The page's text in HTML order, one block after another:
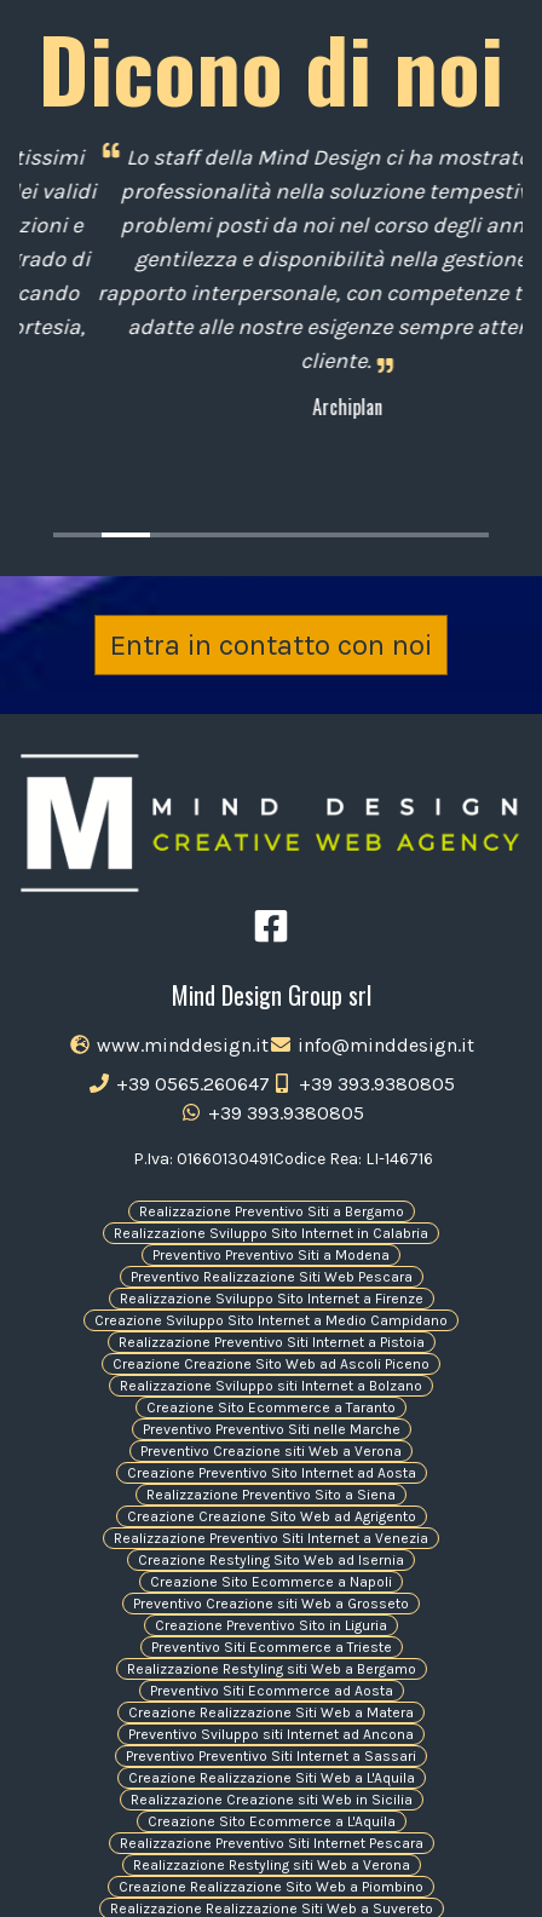
Dicono di noi
Lo staff della Mind Design ci ha mostrato la sua
professionalità nella soluzione tempestiva dei
problemi posti da noi nel corso degli anni, con
gentilezza e disponibilità nella gestione del
rapporto interpersonale, con competenze tecniche
adatte alle nostre esigenze sempre attenti al
Entra in contatto con noi
Mind Design Group srl
www.minddesign.it
info@minddesign.it
+39 0565.260647
+39 393.9380805
+39 393.9380805
P.Iva: 01660130491Codice Rea: LI-146716
Realizzazione Preventivo Siti a Bergamo
Realizzazione Sviluppo Sito Internet in Calabria
Preventivo Preventivo Siti a Modena
Preventivo Realizzazione Siti Web Pescara
Realizzazione Sviluppo Sito Internet a Firenze
Creazione Sviluppo Sito Internet a Medio Campidano
Realizzazione Preventivo Siti Internet a Pistoia
Creazione Creazione Sito Web ad Ascoli Piceno
Realizzazione Sviluppo siti Internet a Bolzano
Creazione Sito Ecommerce a Taranto
Preventivo Preventivo Siti nelle Marche
Preventivo Creazione siti Web a Verona
Creazione Preventivo Sito Internet ad Aosta
Realizzazione Preventivo Sito a Siena
Creazione Creazione Sito Web ad Agrigento
Realizzazione Preventivo Siti Internet a Venezia
Creazione Restyling Sito Web ad Isernia
Creazione Sito Ecommerce a Napoli
Preventivo Creazione siti Web a Grosseto
Creazione Preventivo Sito in Liguria
Preventivo Siti Ecommerce a Trieste
Realizzazione Restyling siti Web a Bergamo
Preventivo Siti Ecommerce ad Aosta
Creazione Realizzazione Siti Web a Matera
Preventivo Sviluppo siti Internet ad Ancona
Preventivo Preventivo Siti Internet a Sassari
Creazione Realizzazione Siti Web a L'Aquila
Realizzazione Creazione siti Web in Sicilia
Creazione Sito Ecommerce a L'Aquila
Realizzazione Preventivo Siti Internet Pescara
Realizzazione Restyling siti Web a Verona
Creazione Realizzazione Sito Web a Piombino
Realizzazione Realizzazione Siti Web a Suvereto